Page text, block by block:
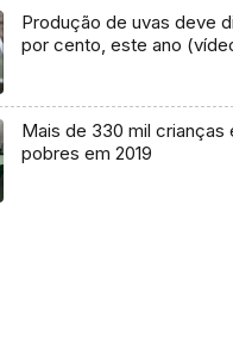
Produção de uvas deve
por cento, este ano
Mais de 330 mil crianças
pobres em 2019